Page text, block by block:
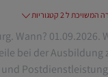
ל 2 קטגוריות
Wann? 01.09.2026.
bei der Ausbildung
und